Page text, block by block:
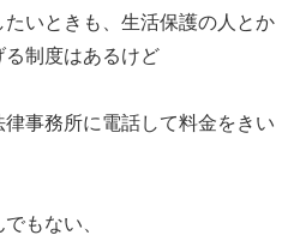
いときも、生活保護の人とか
制度はあるけど
事務所に電話して料金をきい
もない、